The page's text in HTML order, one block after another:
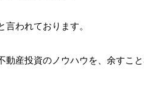
われております。
動産投資のノウハウを、余すこ